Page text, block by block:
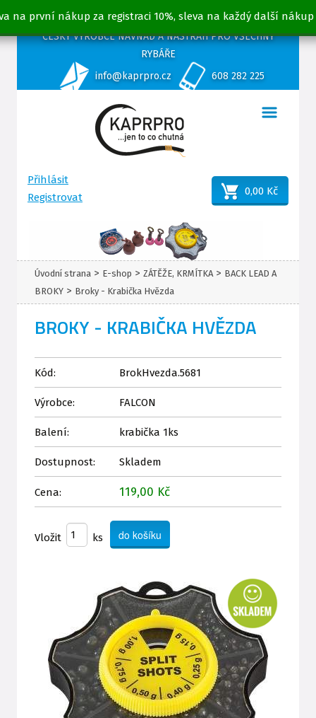
na první nákup za registraci 10%, sleva na každý další nákup
ČESKÝ VÝROBCE NÁVNAD A NÁSTRAH PRO VŠECHNY
RYBÁŘE
info@kaprpro.cz
608 282 225
Přihlásit
Registrovat
0,00 Kč
Úvodní strana > E-shop > ZÁTĚŽE, KRMÍTKA > BACK LEAD A
BROKY > Broky - Krabička Hvězda
BROKY - KRABIČKA HVĚZDA
Kód: BrokHvezda.5681
Výrobce: FALCON
Balení: krabička 1ks
Dostupnost: Skladem
Cena: 119,00 Kč
Vložit ks